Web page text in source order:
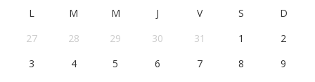
L M M J V S
D
27
28 29 30 31 1
2
3
4 5 6 7 8
9